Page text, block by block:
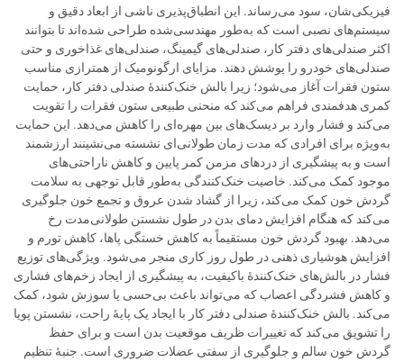
فیزیکی‌شان، سود می‌رساند. این انطباق‌پذیری ناشی از ابعاد دقیق و
سیستم‌های نصبی است که به‌طور مهندسی‌شده طراحی شده‌اند تا بتوانند
اکثر صندلی‌های دفتر کار، صندلی‌های گیمینگ، صندلی‌های غذاخوری و حتی
صندلی‌های خودرو را پوشش دهند. مزایای ارگونومیک از همترازی مناسب
ستون فقرات آغاز می‌شود؛ زیرا بالش خنک‌کنندهٔ صندلی دفتر کار، حمایت
کمری هدفمندی فراهم می‌کند که منحنی طبیعی ستون فقرات را تقویت
می‌کند و فشار وارد بر دیسک‌های بین مهره‌ای را کاهش می‌دهد. این حمایت
به‌ویژه برای افرادی که مدت زمان طولانی‌ای نشسته می‌نشینند ارزشمند
است و به پیشگیری از دردهای مزمن کمر پایین و کاهش ناراحتی‌های
موجود کمک می‌کند. خاصیت خنک‌کنندگی به‌طور قابل توجهی به سلامت
گردش خون کمک می‌کند، زیرا از گشاد شدن عروق و تجمع خون جلوگیری
می‌کند که هنگام افزایش دمای بدن در طول نشستن طولانی‌مدت رخ
می‌دهد. بهبود گردش خون مستقیماً به کاهش خستگی پاها، کاهش تورم و
افزایش هوشیاری ذهنی در طول روز کاری منجر می‌شود. ویژگی‌های توزیع
فشار در بالش‌های خنک‌کنندهٔ باکیفیت، به پیشگیری از ایجاد زخم‌های فشاری
و کاهش فشردگی اعصاب که می‌تواند باعث بی‌حسی یا سوزش شود، کمک
می‌کند. بالش خنک‌کنندهٔ صندلی دفتر کار با ایجاد یک پایهٔ راحت، نشستن پویا
را تشویق می‌کند که تغییرات ظریف موقعیت بدن است و برای حفظ
گردش خون سالم و جلوگیری از سفتی عضلات ضروری است. جنبهٔ تنظیم